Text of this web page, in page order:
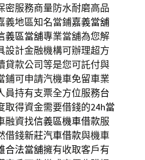
密服務商量防水耐磨高品
義地區知名當鋪嘉義當舖
義區當舖專業當舖為您解
設計金融機構可辦理超方
貸款公司等是您可託付與
鋪可申請汽機車免留車業
員持有支票全方位服務台
取得資金需要借錢的24h當
融資找信義區機車借款服
借錢新莊汽車借款與機車
合法當舖擁有收取客戶有